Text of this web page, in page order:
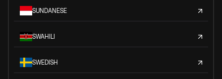
SUNDANESE
SWAHILI
SWEDISH